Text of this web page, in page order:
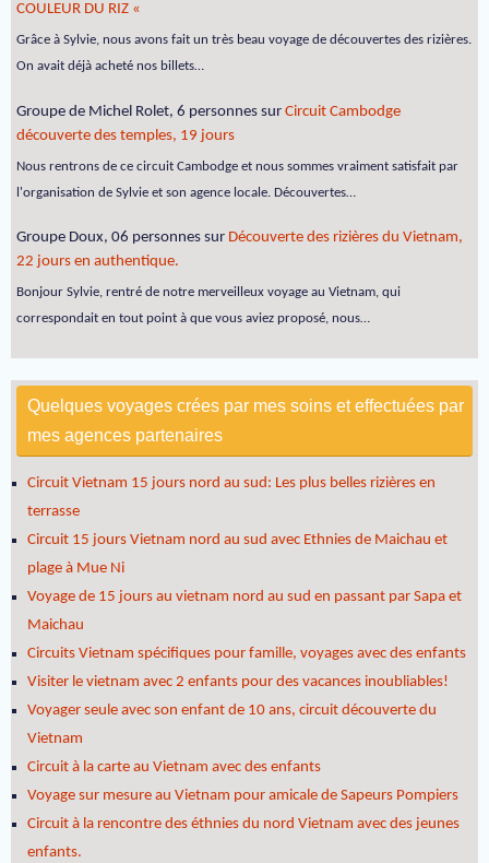
COULEUR DU RIZ «
Grâce à Sylvie, nous avons fait un très beau voyage de découvertes des rizières.
On avait déjà acheté nos billets…
Groupe de Michel Rolet, 6 personnes sur Circuit Cambodge
découverte des temples, 19 jours
Nous rentrons de ce circuit Cambodge et nous sommes vraiment satisfait par
l'organisation de Sylvie et son agence locale. Découvertes…
Groupe Doux, 06 personnes sur Découverte des rizières du Vietnam,
22 jours en authentique.
Bonjour Sylvie, rentré de notre merveilleux voyage au Vietnam, qui
correspondait en tout point à que vous aviez proposé, nous…
Quelques voyages crées par mes soins et effectuées par
mes agences partenaires
Circuit Vietnam 15 jours nord au sud: Les plus belles rizières en
terrasse
Circuit 15 jours Vietnam nord au sud avec Ethnies de Maichau et
plage à Mue Ni
Voyage de 15 jours au vietnam nord au sud en passant par Sapa et
Maichau
Circuits Vietnam spécifiques pour famille, voyages avec des enfants
Visiter le vietnam avec 2 enfants pour des vacances inoubliables!
Voyager seule avec son enfant de 10 ans, circuit découverte du
Vietnam
Circuit à la carte au Vietnam avec des enfants
Voyage sur mesure au Vietnam pour amicale de Sapeurs Pompiers
Circuit à la rencontre des éthnies du nord Vietnam avec des jeunes
enfants.